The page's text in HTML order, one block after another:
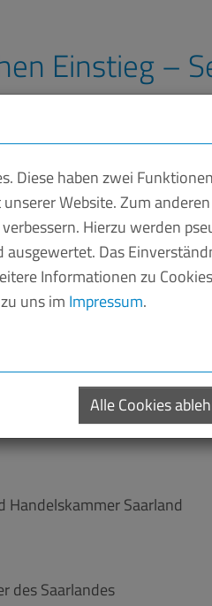
Einstieg –
Umgangsformen und
Berufsalltag zu
lernen
in den Unternehmen
Miteinander. Nicht in allen
Daher bieten wir
wichtige
wird:
Saarland
des Saarlandes
Diese haben zwei
Website. Zum
Hierzu werden
Das
Informationen zu
uns im Impressum.
Alle Cookies